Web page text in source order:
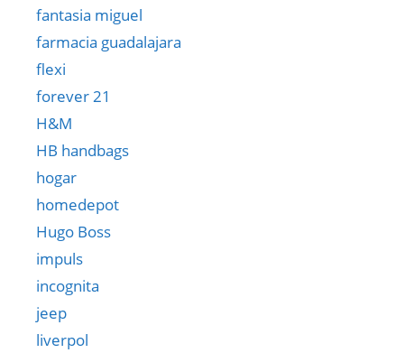
fantasia miguel
farmacia guadalajara
flexi
forever 21
H&M
HB handbags
hogar
homedepot
Hugo Boss
impuls
incognita
jeep
liverpol